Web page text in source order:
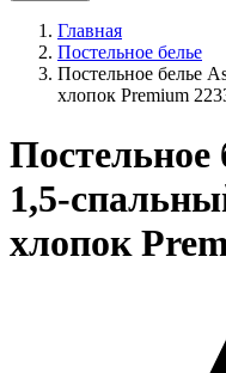
Главная
Постельное белье
Постельное белье
хлопок Premium
Постельное
1,5-
хлопок